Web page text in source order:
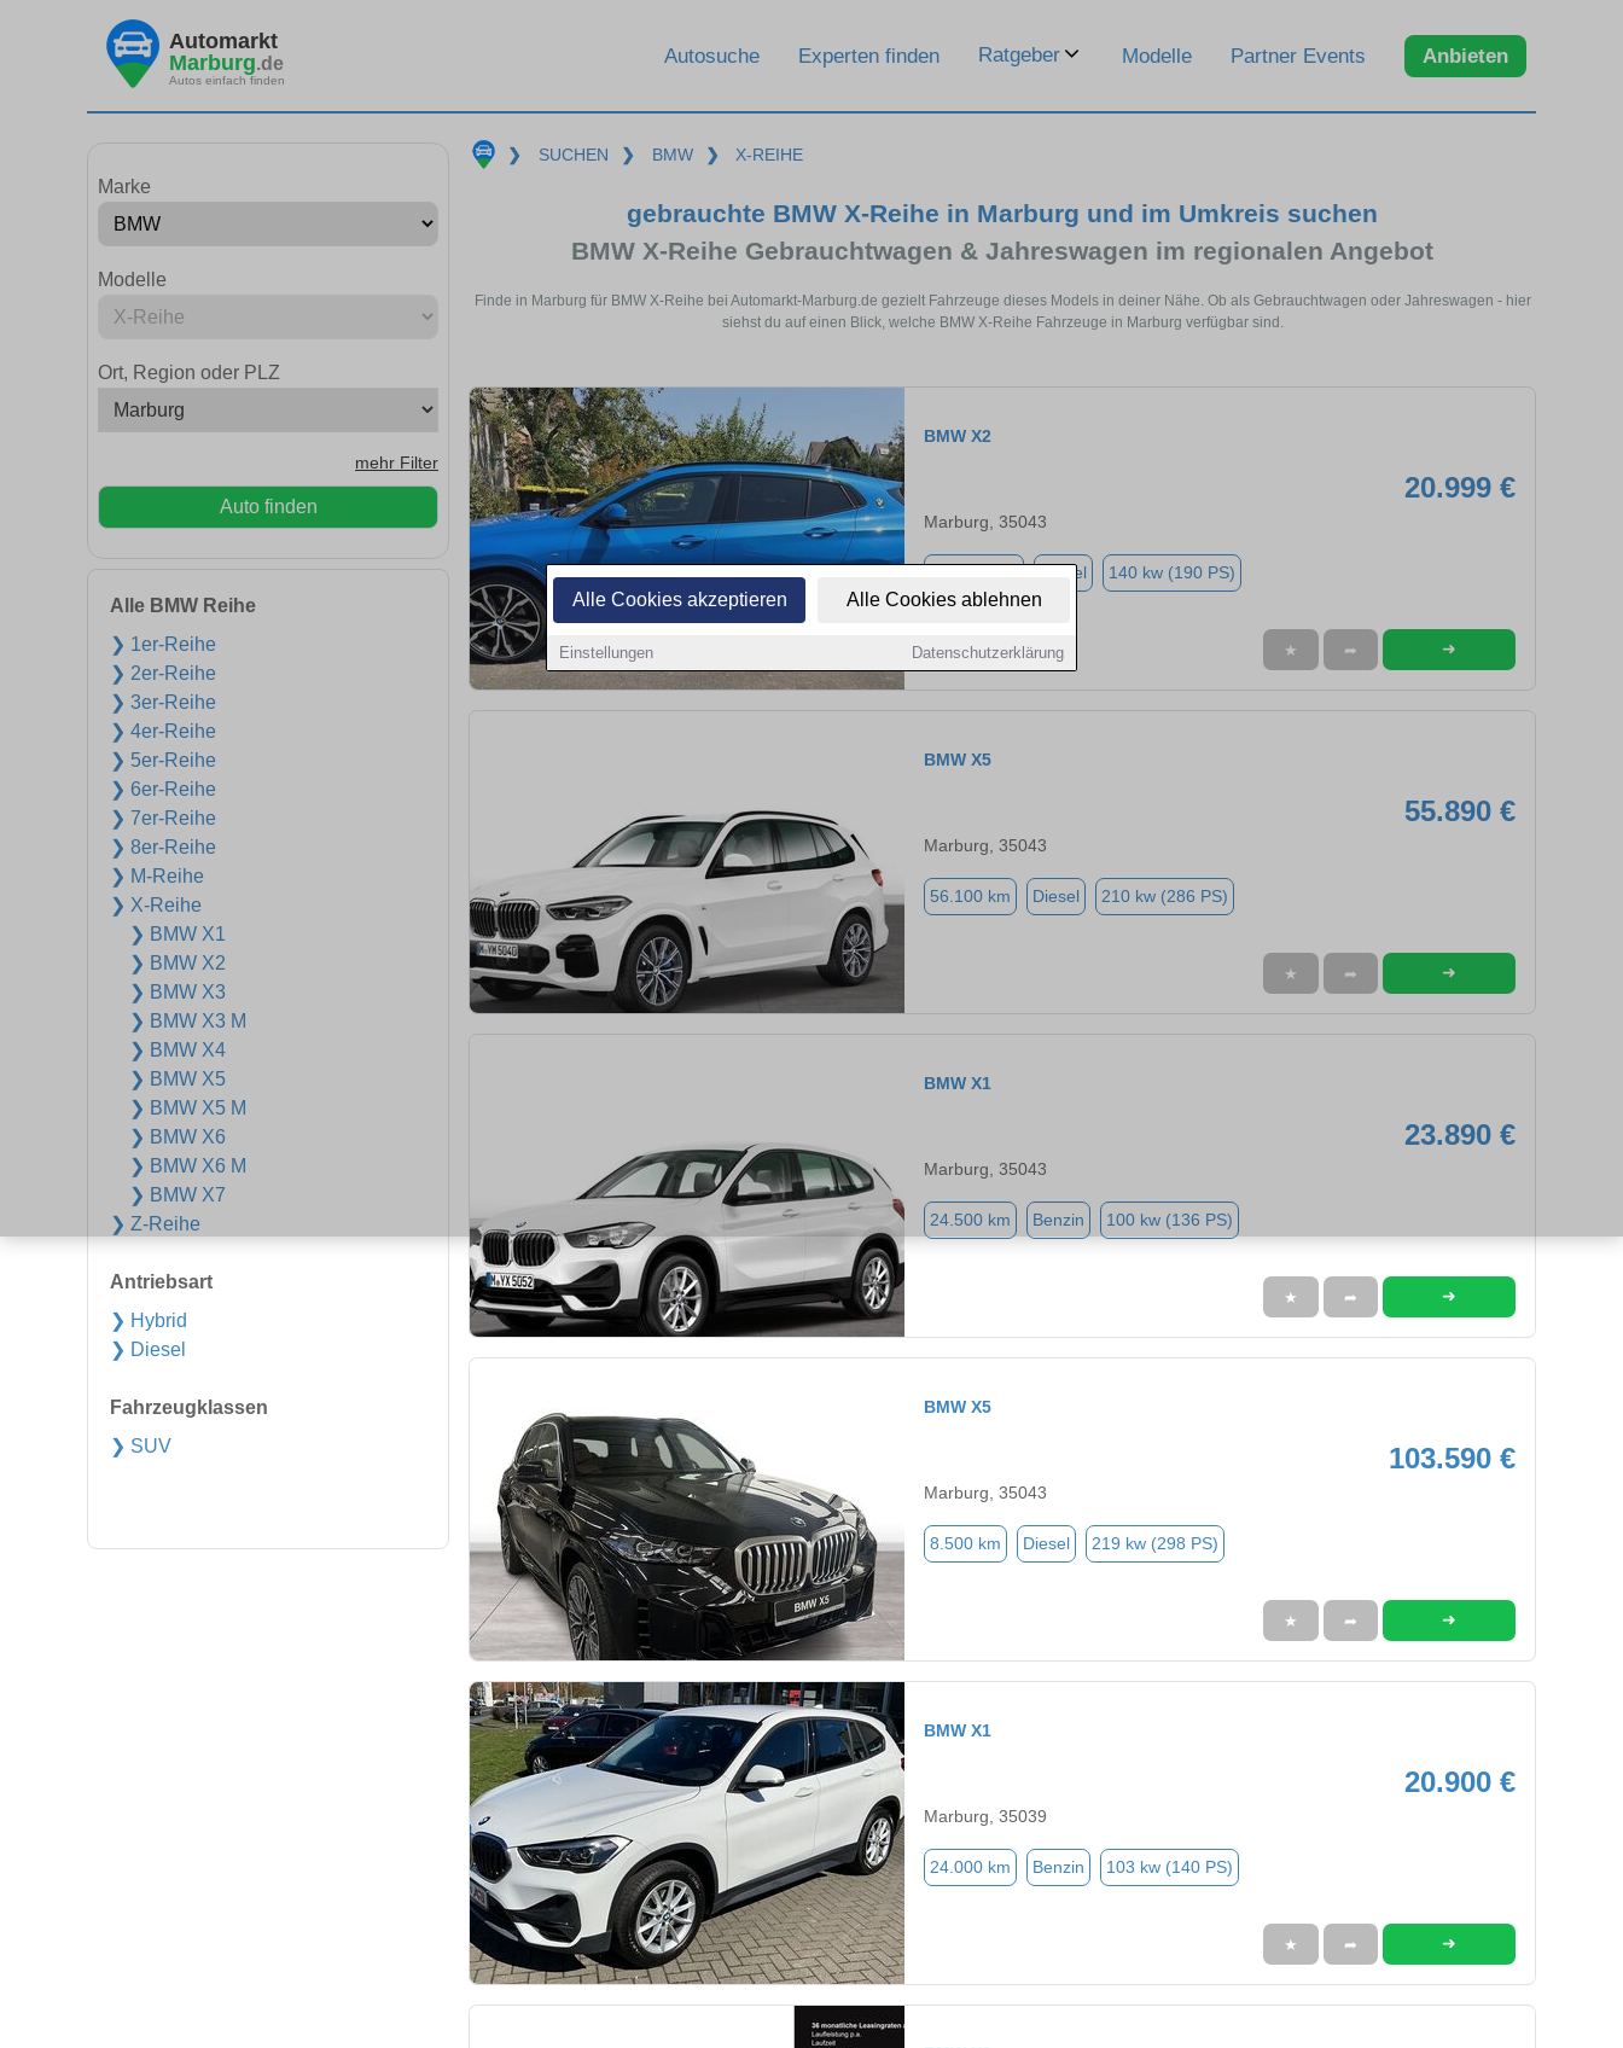
Alle Cookies akzeptieren Alle Cookies ablehnen
Einstellungen Datenschutzerklärung
Automarkt
Marburg.de
Autos einfach finden
Autosuche Experten finden Ratgeber Modelle Partner Events Anbieten
Marke
Modelle
Ort, Region oder PLZ
mehr Filter
Auto finden
Alle BMW Reihe
❯ 1er-Reihe
❯ 2er-Reihe
❯ 3er-Reihe
❯ 4er-Reihe
❯ 5er-Reihe
❯ 6er-Reihe
❯ 7er-Reihe
❯ 8er-Reihe
❯ M-Reihe
❯ X-Reihe
❯ BMW X1
❯ BMW X2
❯ BMW X3
❯ BMW X3 M
❯ BMW X4
❯ BMW X5
❯ BMW X5 M
❯ BMW X6
❯ BMW X6 M
❯ BMW X7
❯ Z-Reihe
Antriebsart
❯ Hybrid
❯ Diesel
Fahrzeugklassen
❯ SUV
❯ SUCHEN ❯ BMW ❯ X-REIHE
gebrauchte BMW X-Reihe in Marburg und im Umkreis suchen
BMW X-Reihe Gebrauchtwagen & Jahreswagen im regionalen Angebot
Finde in Marburg für BMW X-Reihe bei Automarkt-Marburg.de gezielt Fahrzeuge dieses Models in deiner Nähe. Ob als Gebrauchtwagen oder Jahreswagen - hier
siehst du auf einen Blick, welche BMW X-Reihe Fahrzeuge in Marburg verfügbar sind.
BMW X2
20.999 €
Marburg, 35043
Diesel 140 kw (190 PS)
★ ➦ ➜
BMW X5
55.890 €
Marburg, 35043
56.100 km Diesel 210 kw (286 PS)
★ ➦ ➜
BMW X1
23.890 €
Marburg, 35043
24.500 km Benzin 100 kw (136 PS)
★ ➦ ➜
BMW X5
103.590 €
Marburg, 35043
8.500 km Diesel 219 kw (298 PS)
★ ➦ ➜
BMW X1
20.900 €
Marburg, 35039
24.000 km Benzin 103 kw (140 PS)
★ ➦ ➜